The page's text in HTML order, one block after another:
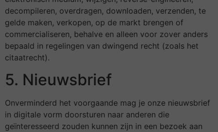
decompileren, overdragen, downloaden, verzenden, te
gelde maken, verkopen, op de markt brengen of
commercialiseren, behalve en alleen voor zover anders
bepaald in regelingen van dwingend recht (zoals het
citaatrecht).
5. Nieuwsbrief
Onverminderd het voorgaande mag je onze nieuwsbrief
in digitale vorm doorsturen naar anderen die
geïnteresseerd zouden kunnen zijn in een bezoek aan